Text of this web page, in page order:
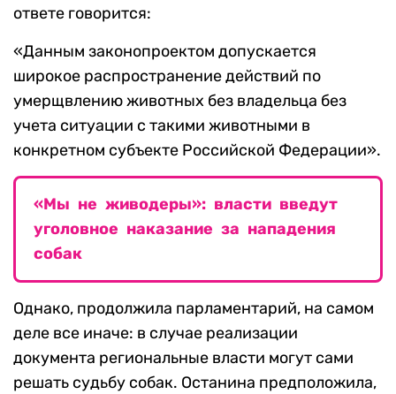
ответе говорится:
«Данным законопроектом допускается
широкое распространение действий по
умерщвлению животных без владельца без
учета ситуации с такими животными в
конкретном субъекте Российской Федерации».
«Мы не живодеры»: власти введут
уголовное наказание за нападения
собак
Однако, продолжила парламентарий, на самом
деле все иначе: в случае реализации
документа региональные власти могут сами
решать судьбу собак. Останина предположила,